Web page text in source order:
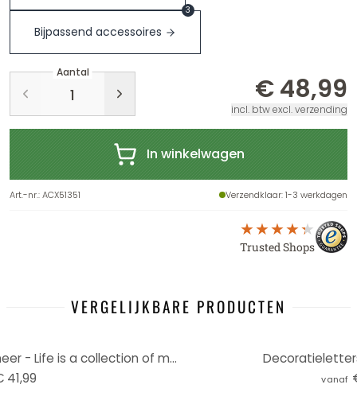
Bijpassend accessoires
3
Aantal
€ 48,99
incl. btw excl. verzending
In winkelwagen
Art.-nr.:ACX51351 Verzendklaar: 1-3 werkdagen
Trusted Shops
VERGELIJKBARE PRODUCTEN
Decoratieletters - Mahonie fineer - Life is a collection of moments
41,99
vanaf